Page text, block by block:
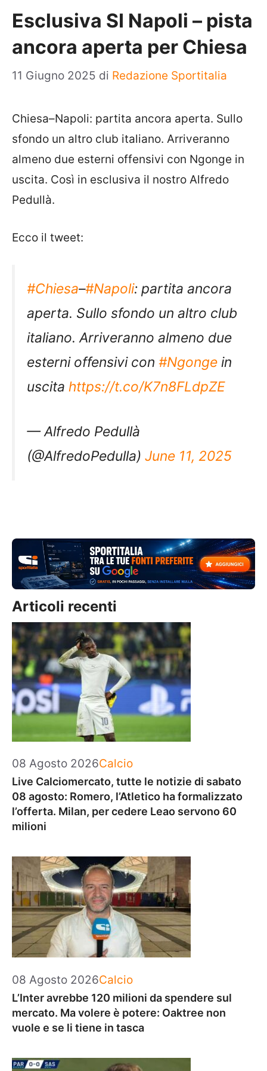
Esclusiva SI Napoli – pista
ancora aperta per Chiesa
11 Giugno 2025 di Redazione Sportitalia
Chiesa–Napoli: partita ancora aperta. Sullo
sfondo un altro club italiano. Arriveranno
almeno due esterni offensivi con Ngonge in
uscita. Così in esclusiva il nostro Alfredo
Pedullà.
Ecco il tweet:
#Chiesa–#Napoli: partita ancora
aperta. Sullo sfondo un altro club
italiano. Arriveranno almeno due
esterni offensivi con #Ngonge in
uscita https://t.co/K7n8FLdpZE
— Alfredo Pedullà
(@AlfredoPedulla) June 11, 2025
Articoli recenti
08 Agosto 2026Categorie
Calcio
Live Calciomercato, tutte le notizie di sabato
08 agosto: Romero, l’Atletico ha formalizzato
l’offerta. Milan, per cedere Leao servono 60
milioni
08 Agosto 2026Categorie
Calcio
L’Inter avrebbe 120 milioni da spendere sul
mercato. Ma volere è potere: Oaktree non
vuole e se li tiene in tasca